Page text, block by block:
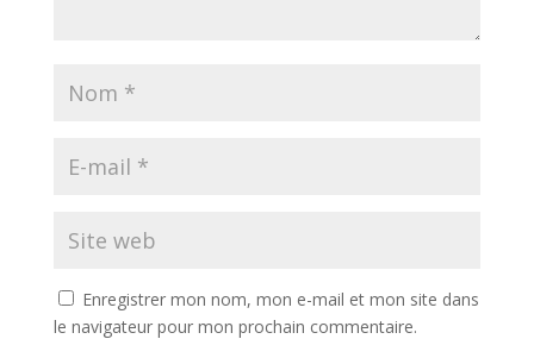
Enregistrer mon nom, mon e-mail et mon site dans
le navigateur pour mon prochain commentaire.